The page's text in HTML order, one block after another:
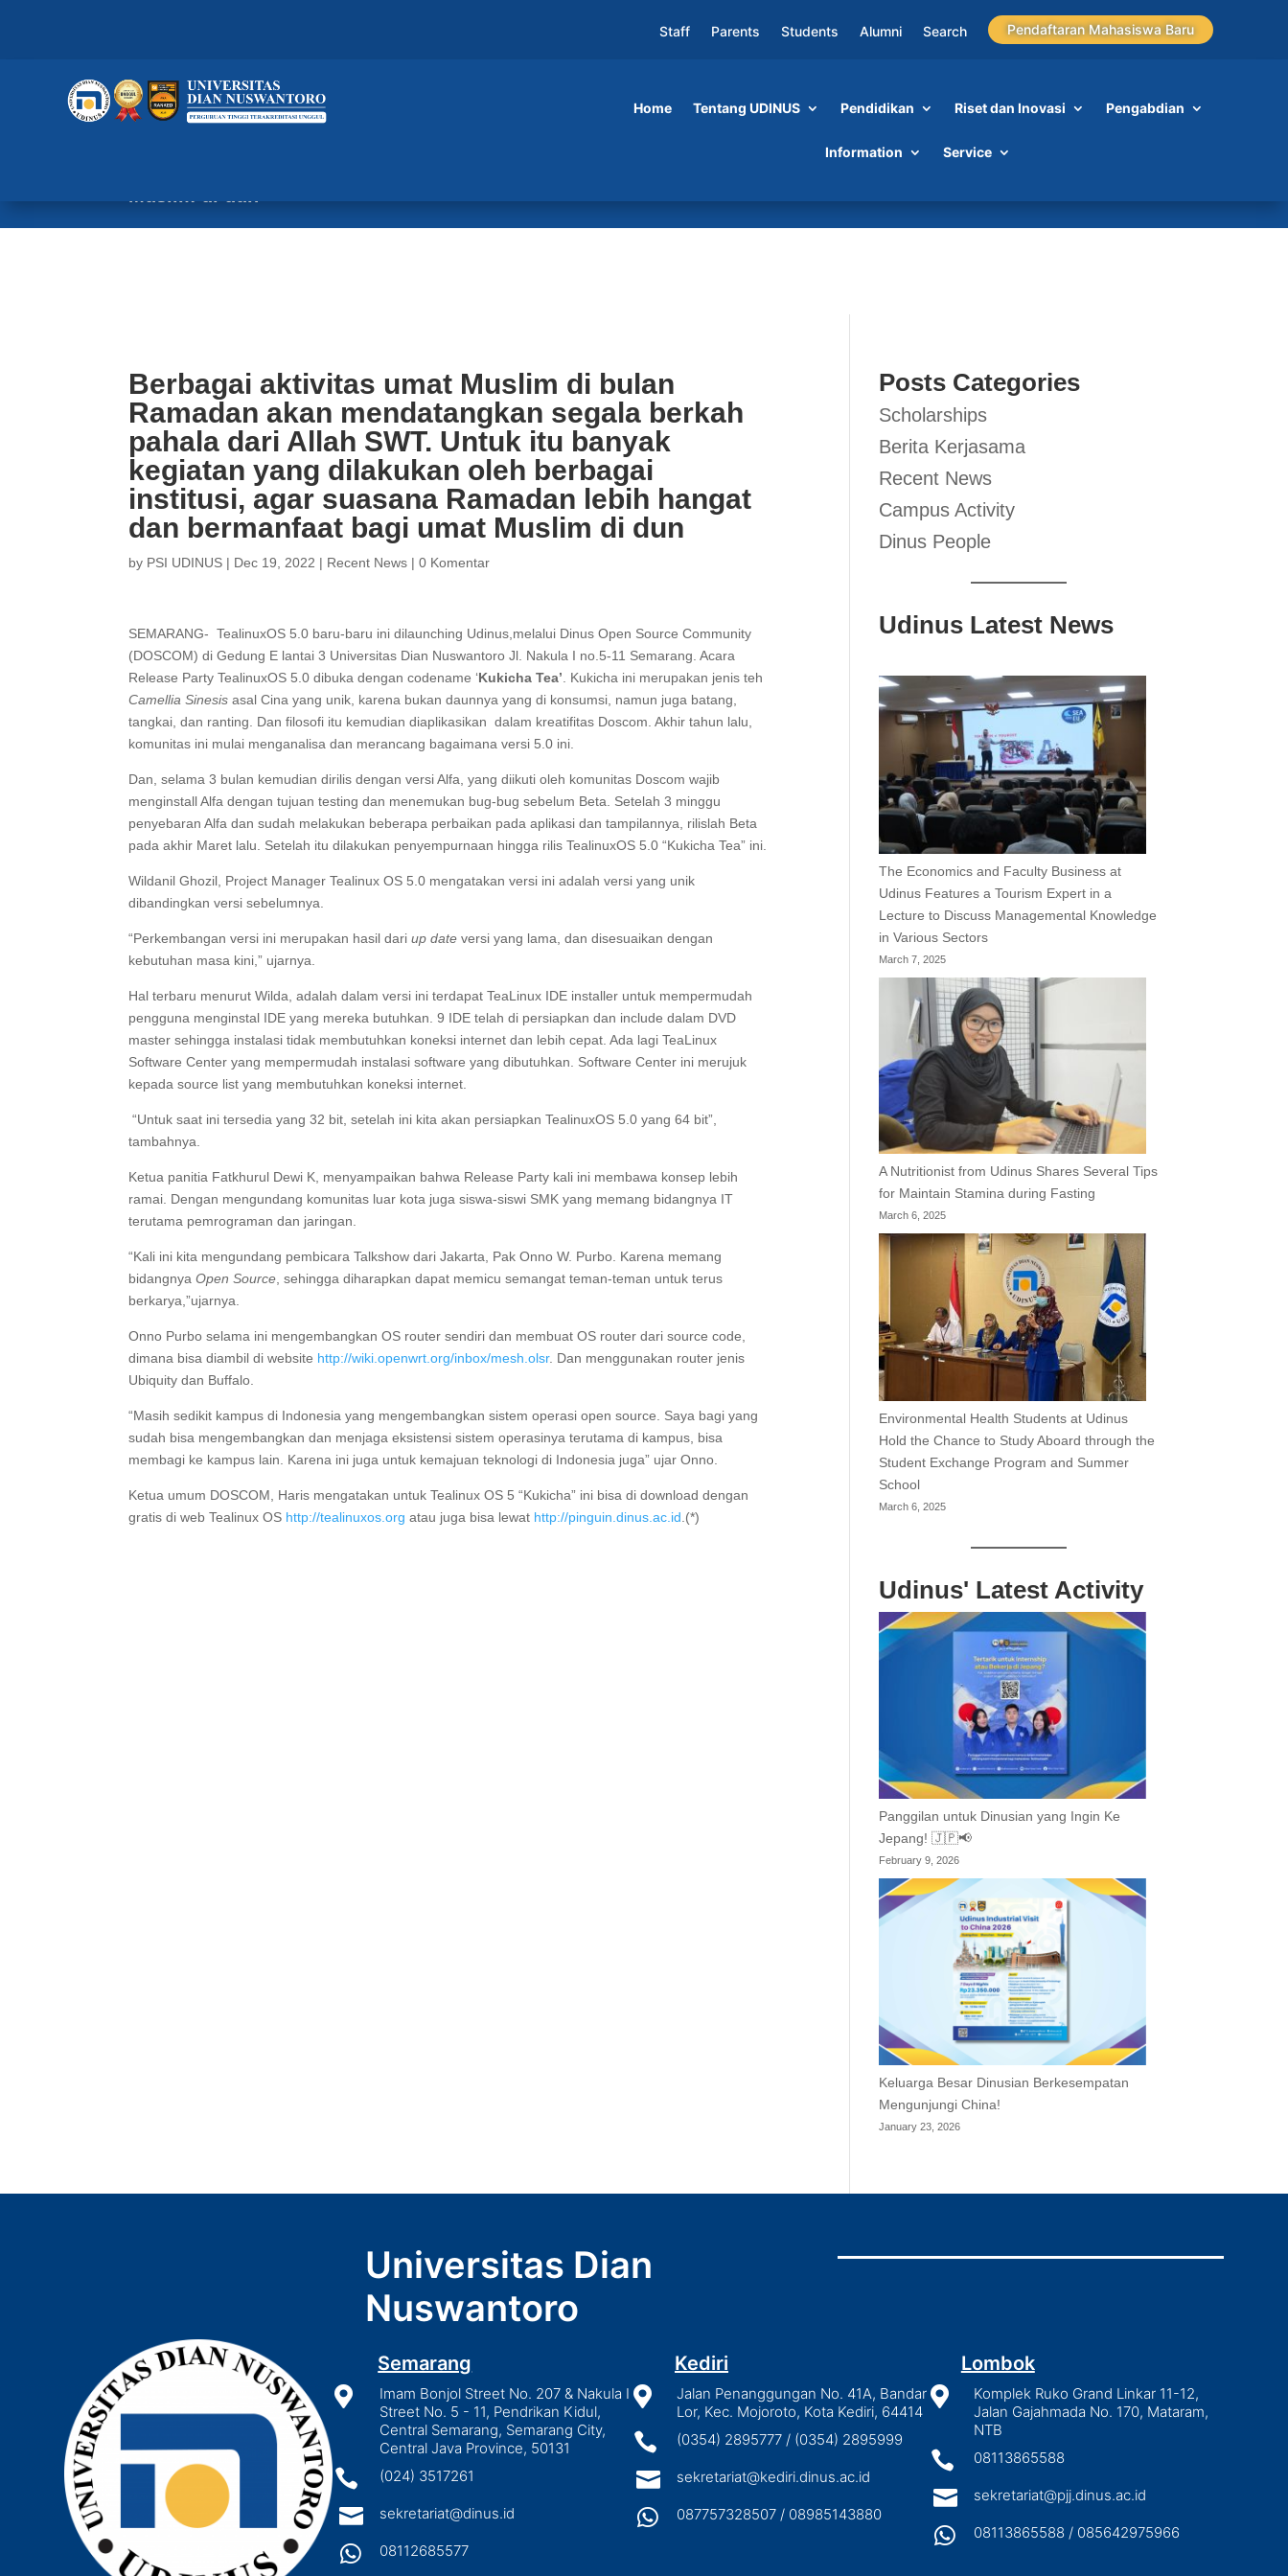
Staff Parents Students Alumni Search Pendaftaran Mahasiswa Baru
Home Tentang UDINUS Pendidikan Riset dan Inovasi Pengabdian
Information Service
berkah pahala dari Allah SWT. Untuk itu banyak kegiatan yang dilakukan oleh
Berbagai aktivitas umat Muslim di bulan
Ramadan akan mendatangkan segala berkah
pahala dari Allah SWT. Untuk itu banyak
kegiatan yang dilakukan oleh berbagai
institusi, agar suasana Ramadan lebih hangat
dan bermanfaat bagi umat Muslim di dun
by PSI UDINUS | Dec 19, 2022 | Recent News |0 Komentar
SEMARANG- TealinuxOS 5.0 baru-baru ini dilaunching Udinus,melalui Dinus Open Source Community
(DOSCOM) di Gedung E lantai 3 Universitas Dian Nuswantoro Jl. Nakula I no.5-11 Semarang. Acara
Release Party TealinuxOS 5.0 dibuka dengan codename ‘Kukicha Tea’ . Kukicha ini merupakan jenis teh
Camellia Sinesis asal Cina yang unik, karena bukan daunnya yang di konsumsi, namun juga batang,
tangkai, dan ranting. Dan filosofi itu kemudian diaplikasikan dalam kreatifitas Doscom. Akhir tahun lalu,
komunitas ini mulai menganalisa dan merancang bagaimana versi 5.0 ini.
Dan, selama 3 bulan kemudian dirilis dengan versi Alfa, yang diikuti oleh komunitas Doscom wajib
menginstall Alfa dengan tujuan testing dan menemukan bug-bug sebelum Beta. Setelah 3 minggu
penyebaran Alfa dan sudah melakukan beberapa perbaikan pada aplikasi dan tampilannya, rilislah Beta
pada akhir Maret lalu. Setelah itu dilakukan penyempurnaan hingga rilis TealinuxOS 5.0 “Kukicha Tea” ini.
Wildanil Ghozil, Project Manager Tealinux OS 5.0 mengatakan versi ini adalah versi yang unik
dibandingkan versi sebelumnya.
“Perkembangan versi ini merupakan hasil dariup dateversi yang lama, dan disesuaikan dengan
kebutuhan masa kini,” ujarnya.
Hal terbaru menurut Wilda, adalah dalam versi ini terdapat TeaLinux IDE installer untuk mempermudah
pengguna menginstal IDE yang mereka butuhkan. 9 IDE telah di persiapkan dan include dalam DVD
master sehingga instalasi tidak membutuhkan koneksi internet dan lebih cepat. Ada lagi TeaLinux
Software Center yang mempermudah instalasi software yang dibutuhkan. Software Center ini merujuk
kepada source list yang membutuhkan koneksi internet.
“Untuk saat ini tersedia yang 32 bit, setelah ini kita akan persiapkan TealinuxOS 5.0 yang 64 bit”,
tambahnya.
Ketua panitia Fatkhurul Dewi K, menyampaikan bahwa Release Party kali ini membawa konsep lebih
ramai. Dengan mengundang komunitas luar kota juga siswa-siswi SMK yang memang bidangnya IT
terutama pemrograman dan jaringan.
“Kali ini kita mengundang pembicara Talkshow dari Jakarta, Pak Onno W. Purbo. Karena memang
bidangnyaOpen Source , sehingga diharapkan dapat memicu semangat teman-teman untuk terus
berkarya,”ujarnya.
Onno Purbo selama ini mengembangkan OS router sendiri dan membuat OS router dari source code,
dimana bisa diambil di website http://wiki.openwrt.org/inbox/mesh.olsr. Dan menggunakan router jenis
Ubiquity dan Buffalo.
“Masih sedikit kampus di Indonesia yang mengembangkan sistem operasi open source. Saya bagi yang
sudah bisa mengembangkan dan menjaga eksistensi sistem operasinya terutama di kampus, bisa
membagi ke kampus lain. Karena ini juga untuk kemajuan teknologi di Indonesia juga” ujar Onno.
Ketua umum DOSCOM, Haris mengatakan untuk Tealinux OS 5 “Kukicha” ini bisa di download dengan
gratis di web Tealinux OS http://tealinuxos.org atau juga bisa lewat http://pinguin.dinus.ac.id .(*)
Posts Categories
Scholarships
Berita Kerjasama
Recent News
Campus Activity
Dinus People
Udinus Latest News
The Economics and Faculty Business at
Udinus Features a Tourism Expert in a
Lecture to Discuss Managemental Knowledge
in Various Sectors
March 7, 2025
A Nutritionist from Udinus Shares Several Tips
for Maintain Stamina during Fasting
March 6, 2025
Environmental Health Students at Udinus
Hold the Chance to Study Aboard through the
Student Exchange Program and Summer
School
March 6, 2025
Udinus' Latest Activity
Panggilan untuk Dinusian yang Ingin Ke
Jepang! 🇯🇵📢
February 9, 2026
Keluarga Besar Dinusian Berkesempatan
Mengunjungi China!
January 23, 2026
Universitas Dian
Nuswantoro
Semarang

Imam Bonjol Street No. 207 & Nakula I
Street No. 5 - 11, Pendrikan Kidul,
Central Semarang, Semarang City,
Central Java Province, 50131
 (024) 3517261
 sekretariat@dinus.id
 08112685577
Kediri

Jalan Penanggungan No. 41A, Bandar
Lor, Kec. Mojoroto, Kota Kediri, 64414
 (0354) 2895777 / (0354) 2895999
 sekretariat@kediri.dinus.ac.id
 087757328507 / 08985143880
Lombok

Komplek Ruko Grand Linkar 11-12,
Jalan Gajahmada No. 170, Mataram,
NTB
 08113865588
 sekretariat@pjj.dinus.ac.id
 08113865588 / 085642975966